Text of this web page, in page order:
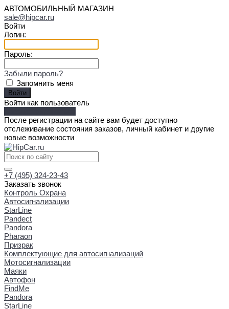
АВТОМОБИЛЬНЫЙ МАГАЗИН
sale@hipcar.ru
Войти
Логин:
Пароль:
Забыли пароль?
Запомнить меня
Войти как пользователь
После регистрации на сайте вам будет доступно
отслеживание состояния заказов, личный кабинет и другие
новые возможности
+7 (495) 324-23-43
Заказать звонок
Контроль Охрана
Автосигнализации
StarLine
Pandect
Pandora
Pharaon
Призрак
Комплектующие для автосигнализаций
Мотосигнализации
Маяки
Автофон
FindMe
Pandora
StarLine